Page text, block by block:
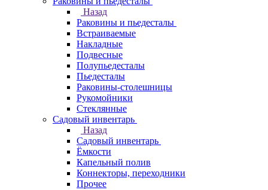
Назад
Раковины и пьедесталы
Встраиваемые
Накладные
Подвесные
Полупьедесталы
Пьедесталы
Раковины-столешницы
Рукомойники
Стеклянные
Садовый инвентарь
Назад
Садовый инвентарь
Ёмкости
Капельный полив
Коннекторы, переходники
Прочее